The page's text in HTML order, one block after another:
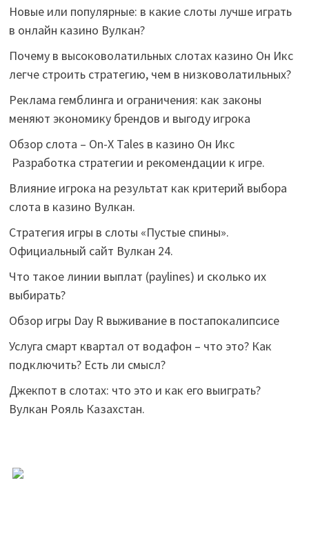
Новые или популярные: в какие слоты лучше играть
в онлайн казино Вулкан?
Почему в высоковолатильных слотах казино Он Икс
легче строить стратегию, чем в низковолатильных?
Реклама гемблинга и ограничения: как законы
меняют экономику брендов и выгоду игрока
Обзор слота – On-X Tales в казино Он Икс
Разработка стратегии и рекомендации к игре.
Влияние игрока на результат как критерий выбора
слота в казино Вулкан.
Стратегия игры в слоты «Пустые спины».
Официальный сайт Вулкан 24.
Что такое линии выплат (paylines) и сколько их
выбирать?
Обзор игры Day R выживание в постапокалипсисе
Услуга смарт квартал от водафон – что это? Как
подключить? Есть ли смысл?
Джекпот в слотах: что это и как его выиграть?
Вулкан Рояль Казахстан.